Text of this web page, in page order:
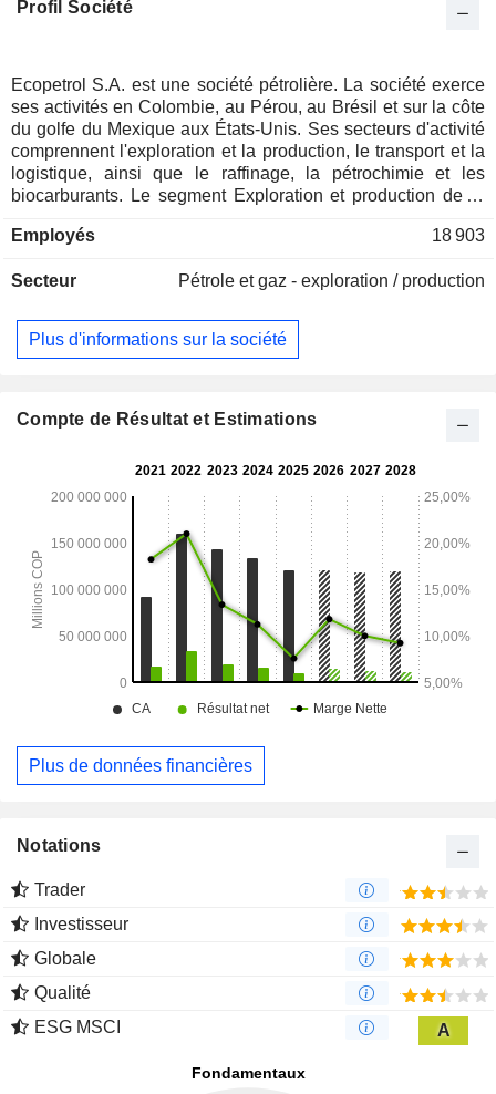
Profil Société
Ecopetrol S.A. est une société pétrolière. La société exerce
ses activités en Colombie, au Pérou, au Brésil et sur la côte
du golfe du Mexique aux États-Unis. Ses secteurs d'activité
comprennent l'exploration et la production, le transport et la
logistique, ainsi que le raffinage, la pétrochimie et les
biocarburants. Le segment Exploration et production de la
développement et de production en Colombie et à l'étranger.
le transport de pétrole brut, de carburants automobiles, de
biocarburants. La capacité opérationnelle des principaux
réseaux d'oléoducs de la société est d'environ 1,34 million
et exploite directement, et une raffinerie située dans la zone
filiale de la Société. La Société détient et exploite également
Apiay.
Employés 18 903
Secteur Pétrole et gaz - exploration / production
Plus d'informations sur la société
Compte de Résultat et Estimations
Plus de données financières
Notations
Trader
Investisseur
Globale
Qualité
ESG MSCI
A